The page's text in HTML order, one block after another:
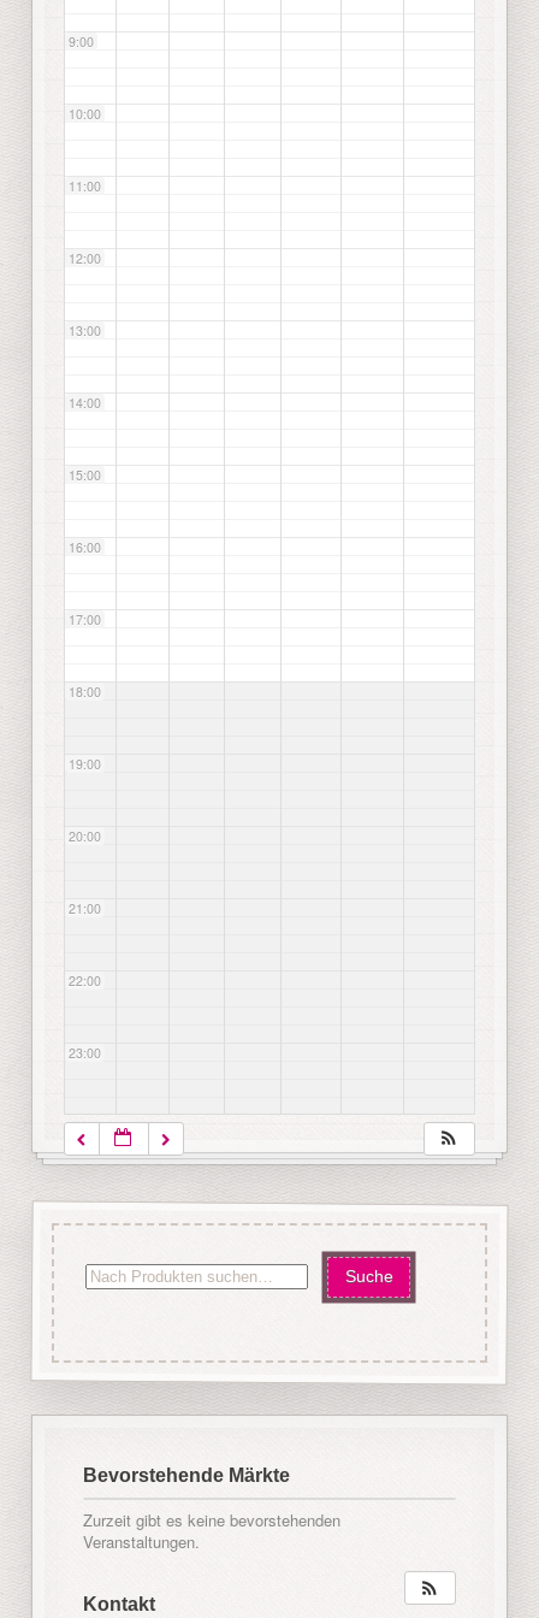
9:00
10:00
11:00
12:00
13:00
14:00
15:00
16:00
17:00
18:00
19:00
20:00
21:00
22:00
23:00
Bevorstehende Märkte
Zurzeit gibt es keine bevorstehenden
Veranstaltungen.
Kontakt